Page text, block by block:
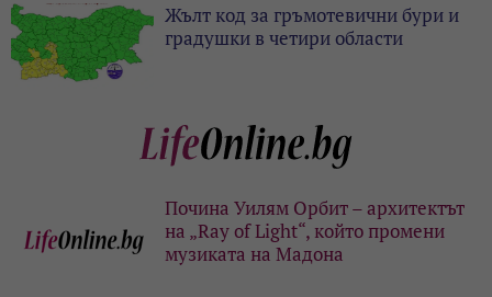
Жълт код за гръмотевични бури и
градушки в четири области
Почина Уилям Орбит – архитектът
на „Ray of Light“, който промени
музиката на Мадона